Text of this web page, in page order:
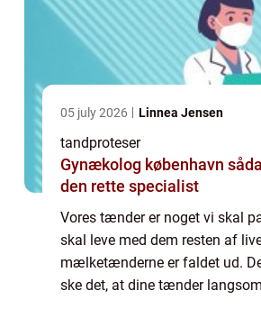
05 july 2026 Linnea Jensen
tandproteser
Gynækolog københavn sådan finder du
den rette specialist
Vores tænder er noget vi skal
skal leve med dem resten af
mælketænderne er faldet ud.
ske det, at dine tænder